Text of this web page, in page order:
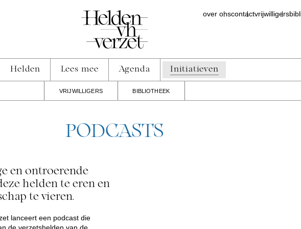
over onscontactvrijwilligers
Helden Lees mee Agenda Initiatieven
VRIJWILLIGERS BIBLIOTHEEK
PODCASTS
en ontroerende
helden te eren en
te vieren.
lanceert een podcast die